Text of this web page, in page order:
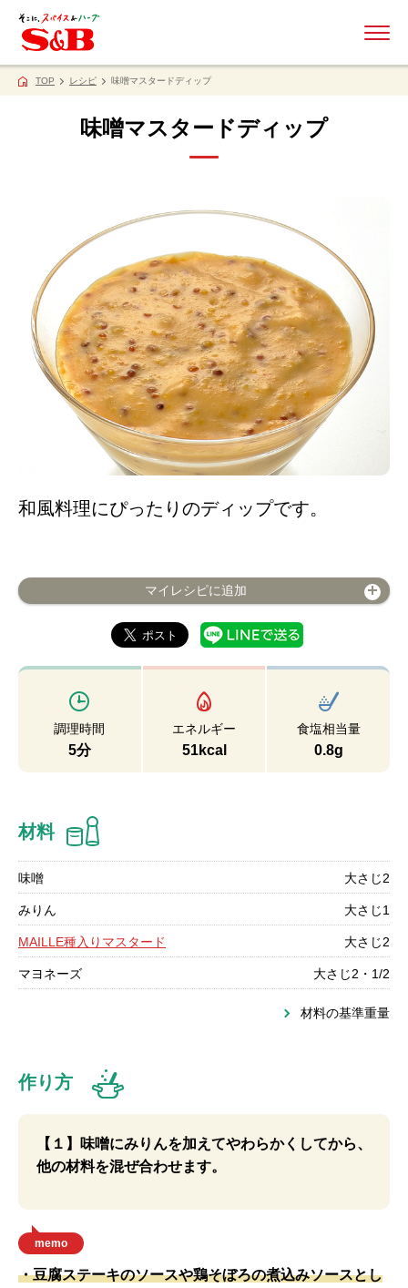
TOP レシピ 味噌マスタードディップ
味噌マスタードディップ
和風料理にぴったりのディップです。
マイレシピに追加
調理時間
5分
エネルギー
51kcal
食塩相当量
0.8g
材料
味噌 大さじ2
みりん 大さじ1
MAILLE種入りマスタード 大さじ2
マヨネーズ 大さじ2・1/2
材料の基準重量
作り方
【１】味噌にみりんを加えてやわらかくしてから、
他の材料を混ぜ合わせます。
memo
・豆腐ステーキのソースや鶏そぼろの煮込みソースとし